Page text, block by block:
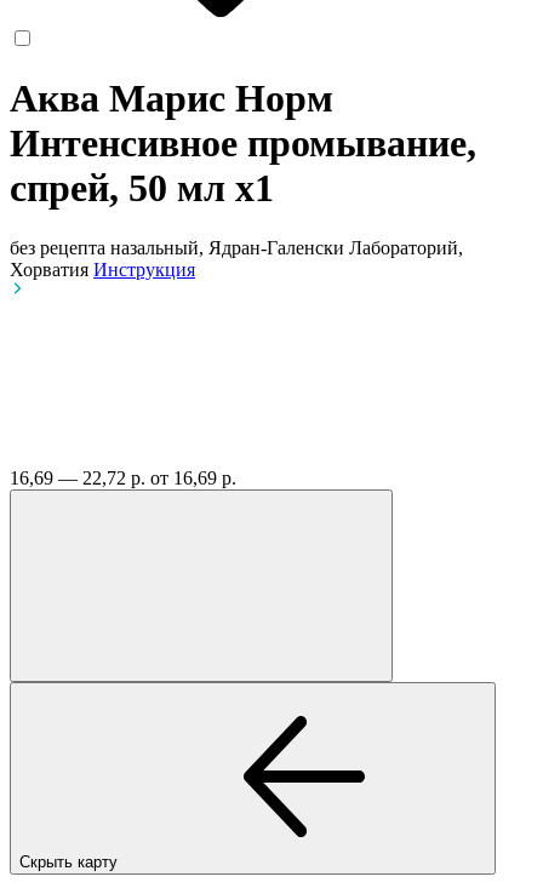
Аква Марис Норм
Интенсивное промывание,
спрей, 50 мл x1
без рецепта назальный, Ядран-Галенски Лабораторий,
Хорватия Инструкция
16,69 — 22,72 р. от 16,69 р.
Скрыть карту